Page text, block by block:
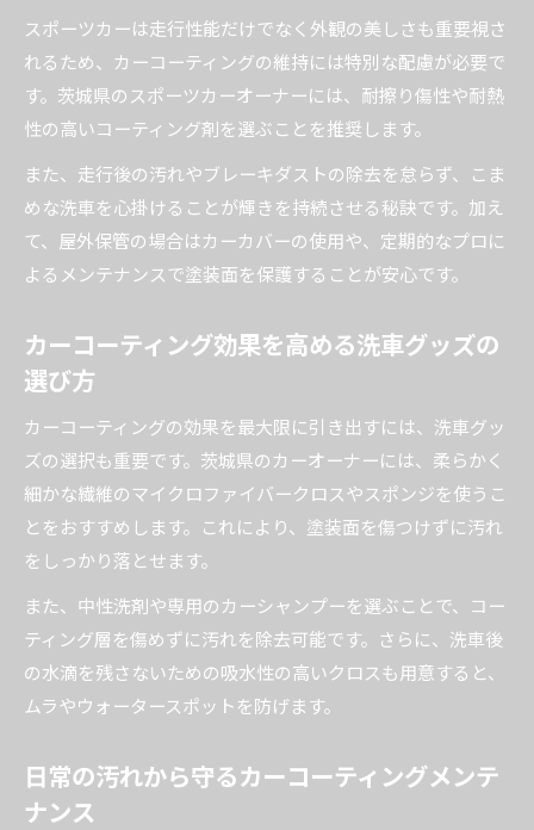
スポーツカーは走行性能だけでなく外観の美しさも重要視さ
れるため、カーコーティングの維持には特別な配慮が必要で
す。茨城県のスポーツカーオーナーには、耐擦り傷性や耐熱
性の高いコーティング剤を選ぶことを推奨します。
また、走行後の汚れやブレーキダストの除去を怠らず、こま
めな洗車を心掛けることが輝きを持続させる秘訣です。加え
て、屋外保管の場合はカーカバーの使用や、定期的なプロに
よるメンテナンスで塗装面を保護することが安心です。
カーコーティング効果を高める洗車グッズの
選び方
カーコーティングの効果を最大限に引き出すには、洗車グッ
ズの選択も重要です。茨城県のカーオーナーには、柔らかく
細かな繊維のマイクロファイバークロスやスポンジを使うこ
とをおすすめします。これにより、塗装面を傷つけずに汚れ
をしっかり落とせます。
また、中性洗剤や専用のカーシャンプーを選ぶことで、コー
ティング層を傷めずに汚れを除去可能です。さらに、洗車後
の水滴を残さないための吸水性の高いクロスも用意すると、
ムラやウォータースポットを防げます。
日常の汚れから守るカーコーティングメンテ
ナンス